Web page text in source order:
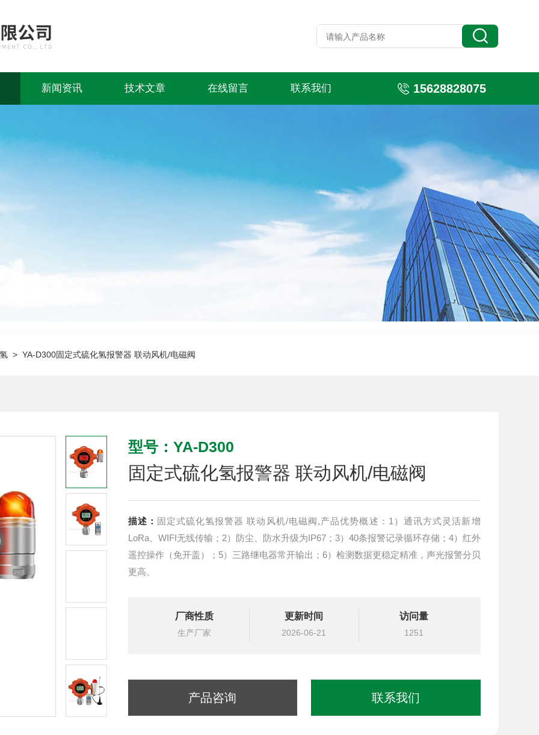
新闻资讯 技术文章 在线留言 联系我们 15628828075
> YA-D300固定式硫化氢报警器 联动风机/电磁阀
型号：YA-D300
固定式硫化氢报警器 联动风机/电磁阀
描述： 固定式硫化氢报警器 联动风机/电磁阀,产品优势概述：1）通讯方式灵活新增
LoRa、WIFI无线传输；2）防尘、防水升级为IP67；3）40条报警记录循环存储；4）红外
遥控操作（免开盖）；5）三路继电器常开输出；6）检测数据更稳定精准，声光报警分贝
更高。
厂商性质
生产厂家
更新时间
2026-06-21
访问量
1251
产品咨询 联系我们